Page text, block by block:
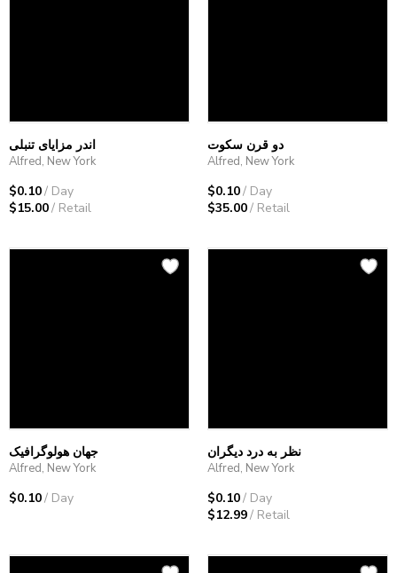
اندر مزایای تنبلی
Alfred, New York
$0.10/ Day
$15.00/ Retail
دو قرن سکوت
Alfred, New York
$0.10/ Day
$35.00/ Retail
جهان هولوگرافیک
Alfred, New York
$0.10/ Day
نظر به درد دیگران
Alfred, New York
$0.10/ Day
$12.99/ Retail